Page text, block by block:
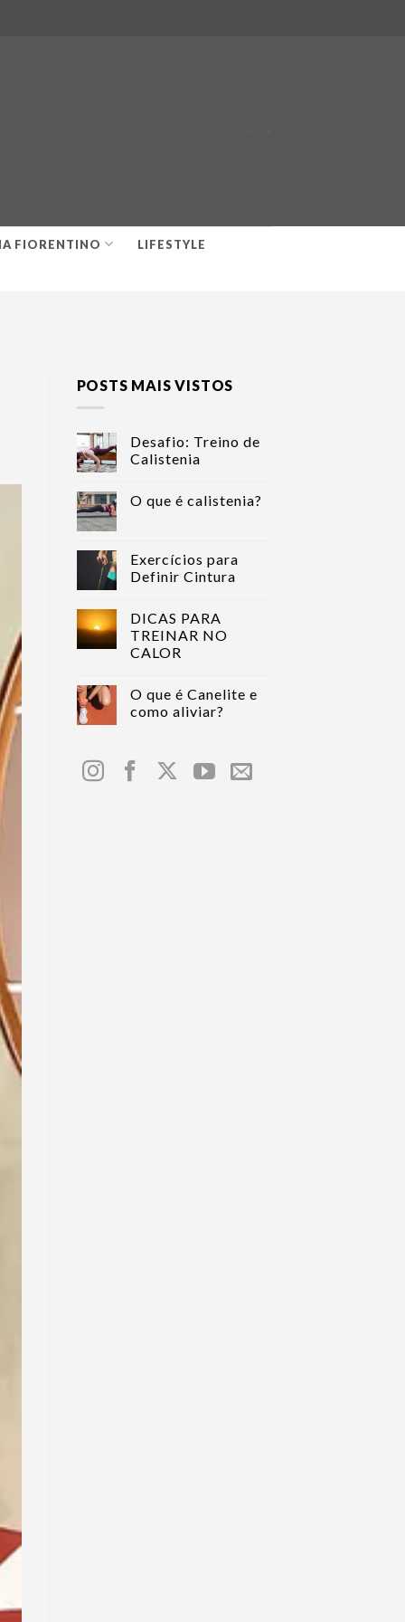
FIORENTINO LIFESTYLE
POSTS MAIS VISTOS
Desafio: Treino de
Calistenia
O que é calistenia?
Exercícios para
Definir Cintura
DICAS PARA
TREINAR NO
CALOR
O que é Canelite e
como aliviar?